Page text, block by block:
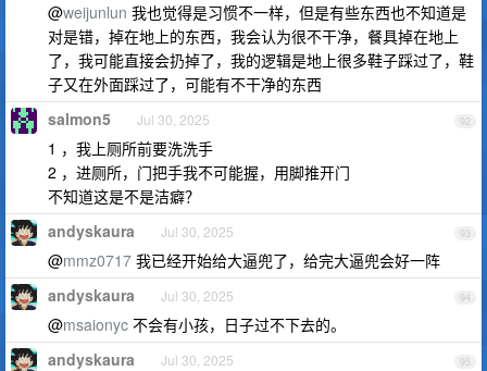
@weijunlun 我也觉得是习惯不一样，但是有些东西也不知道是
对是错，掉在地上的东西，我会认为很不干净，餐具掉在地上
了，我可能直接会扔掉了，我的逻辑是地上很多鞋子踩过了，鞋
子又在外面踩过了，可能有不干净的东西
92
salmon5 Jul 30, 2025
1 ，我上厕所前要洗洗手
2 ，进厕所，门把手我不可能握，用脚推开门
不知道这是不是洁癖？
93
andyskaura Jul 30, 2025
@mmz0717 我已经开始给大逼兜了，给完大逼兜会好一阵
94
andyskaura Jul 30, 2025
@msaionyc 不会有小孩，日子过不下去的。
95
andyskaura Jul 30, 2025